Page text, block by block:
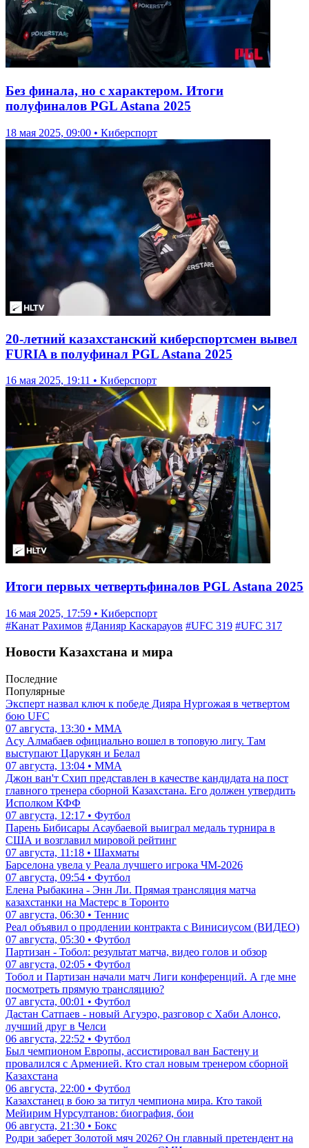
Без финала, но с характером. Итоги
полуфиналов PGL Astana 2025
18 мая 2025, 09:00 • Киберспорт
20-летний казахстанский киберспортсмен вывел
FURIA в полуфинал PGL Astana 2025
16 мая 2025, 19:11 • Киберспорт
Итоги первых четвертьфиналов PGL Astana 2025
16 мая 2025, 17:59 • Киберспорт
#Канат Рахимов #Данияр Каскарауов #UFC 319 #UFC 317
Новости Казахстана и мира
Последние
Популярные
Эксперт назвал ключ к победе Дияра Нургожая в четвертом
бою UFC
07 августа, 13:30 • ММА
Асу Алмабаев официально вошел в топовую лигу. Там
выступают Царукян и Белал
07 августа, 13:04 • ММА
Джон ван'т Схип представлен в качестве кандидата на пост
главного тренера сборной Казахстана. Его должен утвердить
Исполком КФФ
07 августа, 12:17 • Футбол
Парень Бибисары Асаубаевой выиграл медаль турнира в
США и возглавил мировой рейтинг
07 августа, 11:18 • Шахматы
Барселона увела у Реала лучшего игрока ЧМ-2026
07 августа, 09:54 • Футбол
Елена Рыбакина - Энн Ли. Прямая трансляция матча
казахстанки на Мастерс в Торонто
07 августа, 06:30 • Теннис
Реал объявил о продлении контракта с Винисиусом (ВИДЕО)
07 августа, 05:30 • Футбол
Партизан - Тобол: результат матча, видео голов и обзор
07 августа, 02:05 • Футбол
Тобол и Партизан начали матч Лиги конференций. А где мне
посмотреть прямую трансляцию?
07 августа, 00:01 • Футбол
Дастан Сатпаев - новый Агуэро, разговор с Хаби Алонсо,
лучший друг в Челси
06 августа, 22:52 • Футбол
Был чемпионом Европы, ассистировал ван Бастену и
провалился с Арменией. Кто стал новым тренером сборной
Казахстана
06 августа, 22:00 • Футбол
Казахстанец в бою за титул чемпиона мира. Кто такой
Мейирим Нурсултанов: биография, бои
06 августа, 21:30 • Бокс
Родри заберет Золотой мяч 2026? Он главный претендент на